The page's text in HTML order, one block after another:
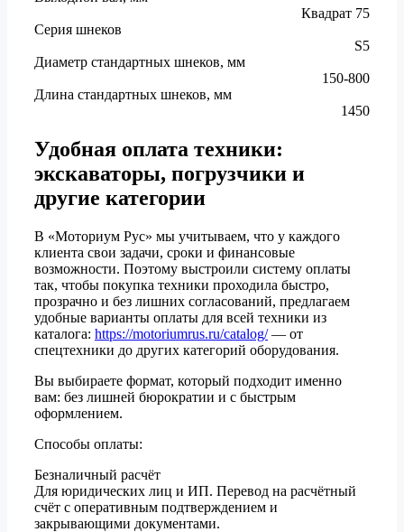
Квадрат 75
Серия шнеков
S5
Диаметр стандартных шнеков, мм
150-800
Длина стандартных шнеков, мм
1450
Удобная оплата техники:
экскаваторы, погрузчики и
другие категории
В «Моториум Рус» мы учитываем, что у каждого
клиента свои задачи, сроки и финансовые
возможности. Поэтому выстроили систему оплаты
так, чтобы покупка техники проходила быстро,
прозрачно и без лишних согласований, предлагаем
удобные варианты оплаты для всей техники из
каталога: https://motoriumrus.ru/catalog/— от
спецтехники до других категорий оборудования.
Вы выбираете формат, который подходит именно
вам: без лишней бюрократии и с быстрым
оформлением.
Способы оплаты:
Безналичный расчёт
Для юридических лиц и ИП. Перевод на расчётный
счёт с оперативным подтверждением и
закрывающими документами.